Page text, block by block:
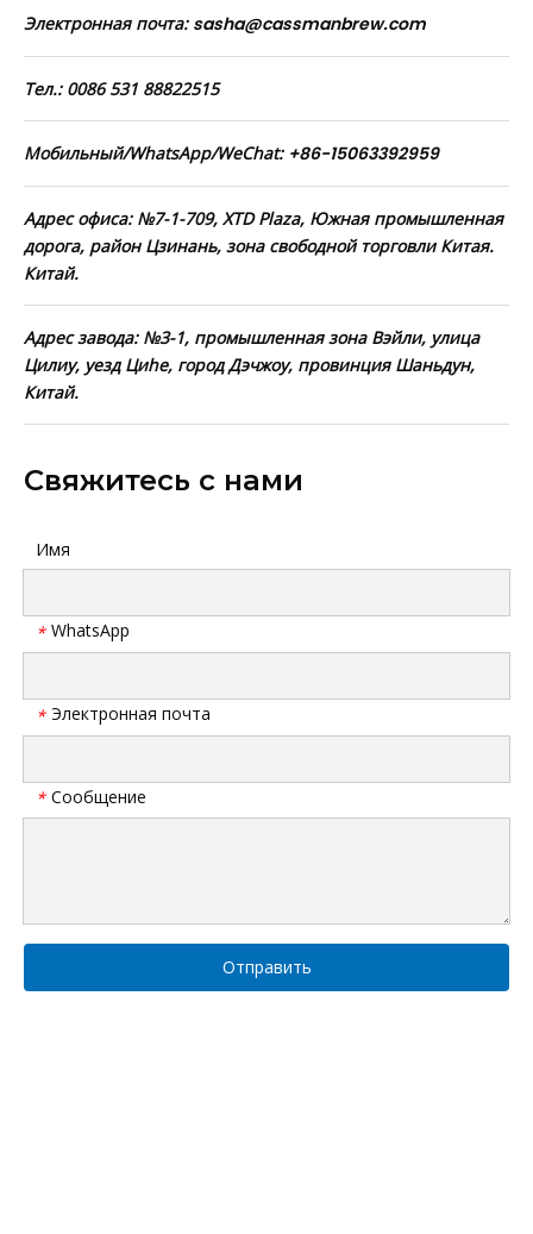
Электронная почта: sasha@cassmanbrew.com
Тел.: 0086 531 88822515
Мобильный/WhatsApp/WeChat: +86-15063392959
Адрес офиса: №7-1-709, XTD Plaza, Южная промышленная
дорога, район Цзинань, зона свободной торговли Китая.
Китай.
Адрес завода: №3-1, промышленная зона Вэйли, улица
Цилиу, уезд Циhe, город Дэчжоу, провинция Шаньдун,
Китай.
Свяжитесь с нами
Имя
* WhatsApp
* Электронная почта
* Сообщение
Отправить